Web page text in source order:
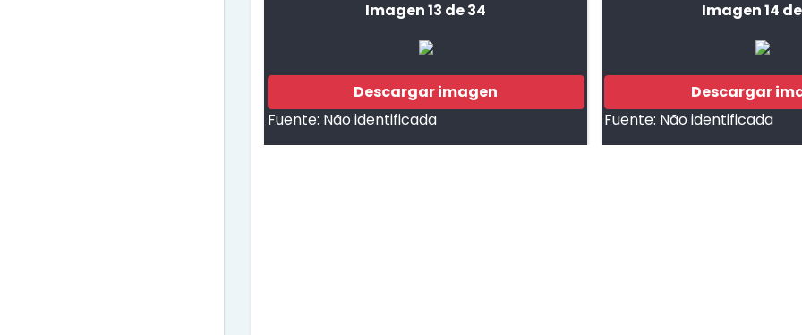
Imagen 13 de 34
Descargar imagen
Fuente: Não identificada
Imagen 14
Descargar
Fuente: Não identificada